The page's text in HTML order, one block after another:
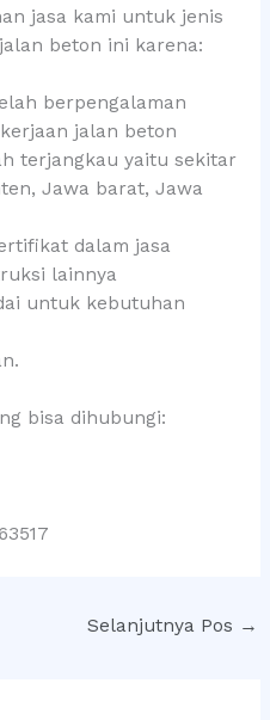
jasa kami untuk jenis
beton ini karena:
berpengalaman
jalan beton
terjangkau yaitu sekitar
Jawa barat, Jawa
dalam jasa
lainnya
untuk kebutuhan
bisa dihubungi:
Selanjutnya Pos →